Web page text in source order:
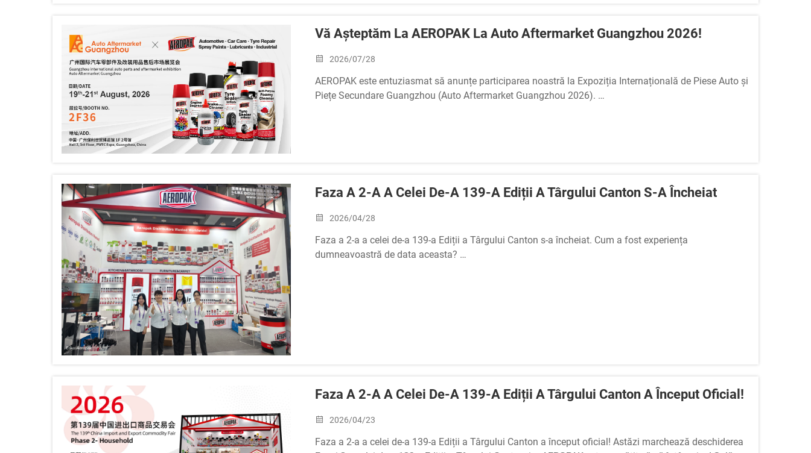
Vă Așteptăm La AEROPAK La Auto Aftermarket Guangzhou 2026!
2026/07/28
AEROPAK este entuziasmat să anunțe participarea noastră la Expoziția Internațională de Piese Auto și
Piețe Secundare Guangzhou (Auto Aftermarket Guangzhou 2026).
Faza A 2-A A Celei De-A 139-A Ediții A Târgului Canton S-A Încheiat
2026/04/28
Faza a 2-a a celei de-a 139-a Ediții a Târgului Canton s-a încheiat. Cum a fost experiența
dumneavoastră de data aceasta?
Faza A 2-A A Celei De-A 139-A Ediții A Târgului Canton A Început Oficial!
2026/04/23
Faza a 2-a a celei de-a 139-a Ediții a Târgului Canton a început oficial! Astăzi marchează deschiderea